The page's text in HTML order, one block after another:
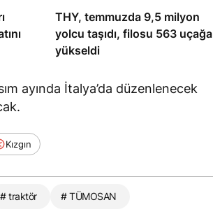
THY, temmuzda 9,5 milyon
yolcu taşıdı, filosu 563 uçağa
yükseldi
ayında İtalya’da düzenlenecek
Kızgın
# traktör # TÜMOSAN